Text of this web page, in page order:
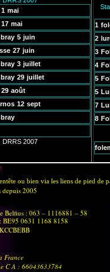
ou bien via les liens de pied de
depuis 2005
Belfius : 063 – 1116881 – 58
BE95 0631 1168 8158
France
C A : 66043633784